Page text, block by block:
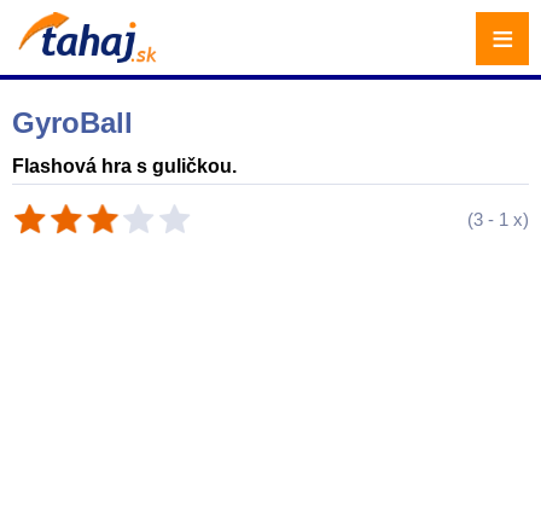
GyroBall
Flashová hra s guličkou.
(3 - 1 x)
≡